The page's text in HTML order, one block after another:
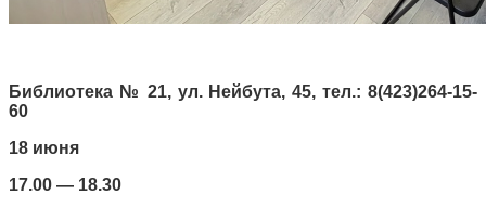
Библиотека № 21, ул. Нейбута, 45, тел.: 8(423)264-15-
60
18 июня
17.00 — 18.30